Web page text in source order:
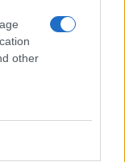
other